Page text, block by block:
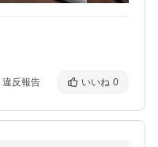
違反報告 いいね 0